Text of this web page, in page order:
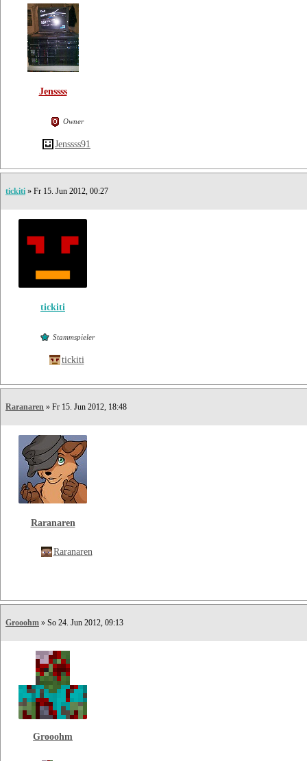
Jenssss
Owner
Jenssss91
tickiti » Fr 15. Jun 2012, 00:27
tickiti
Stammspieler
tickiti
Raranaren » Fr 15. Jun 2012, 18:48
Raranaren
Raranaren
Grooohm » So 24. Jun 2012, 09:13
Grooohm